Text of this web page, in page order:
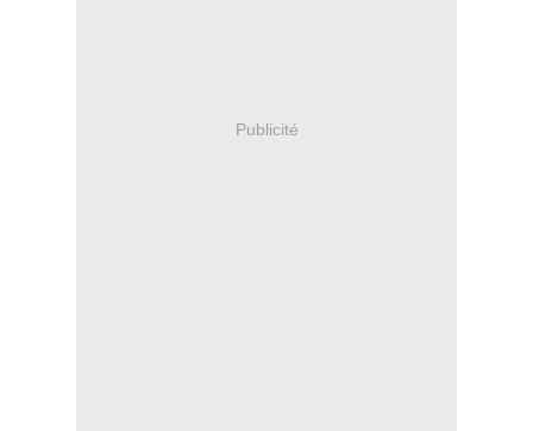
Publicité